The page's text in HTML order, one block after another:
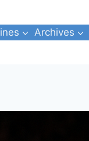
Archives